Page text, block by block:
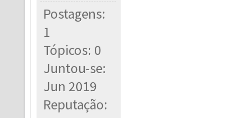
Postagens:
1
Tópicos: 0
Juntou-se:
Jun 2019
Reputação: